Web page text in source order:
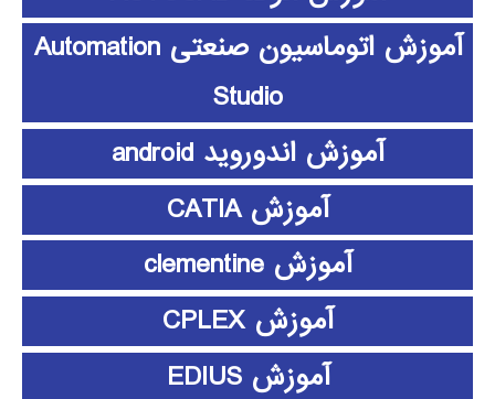
آموزش اتوماسیون صنعتی Automation
Studio
آموزش اندوروید android
آموزش CATIA
آموزش clementine
آموزش CPLEX
آموزش EDIUS